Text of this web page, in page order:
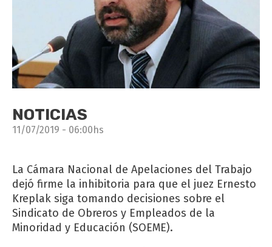
NOTICIAS
11/07/2019 - 06:00hs
La Cámara Nacional de Apelaciones del Trabajo
dejó firme la inhibitoria para que el juez Ernesto
Kreplak siga tomando decisiones sobre el
Sindicato de Obreros y Empleados de la
Minoridad y Educación (SOEME).